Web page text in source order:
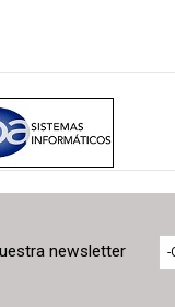
newsletter